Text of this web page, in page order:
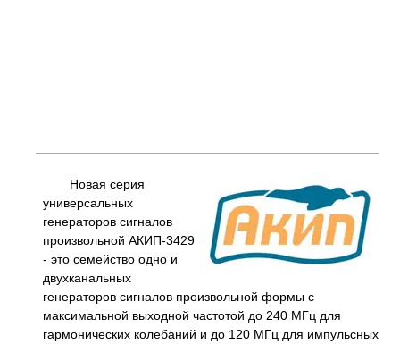
Новая серия
универсальных
генераторов сигналов
произвольной АКИП-3429
- это семейство одно и
двухканальных
генераторов сигналов произвольной формы с
максимальной выходной частотой до 240 МГц для
гармонических колебаний и до 120 МГц для импульсных